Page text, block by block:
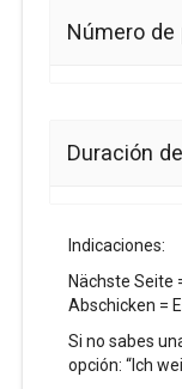
Número de
Duración
Indicaciones:
Nächste Seite
Abschicken =
Si no sabes
opción: “Ich